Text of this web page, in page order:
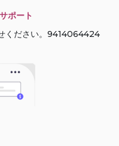
ポート
ください。9414064424